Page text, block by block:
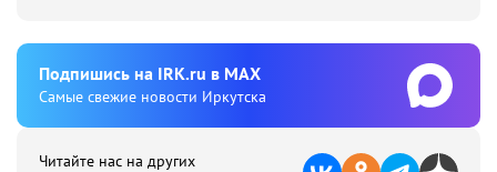
Подпишиcь на IRK.ru в MAX
Cамые свежие новости Иркутска
Читайте нас на других